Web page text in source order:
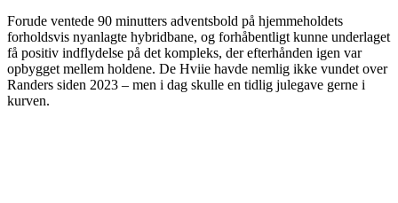
Forude ventede 90 minutters adventsbold på hjemmeholdets
forholdsvis nyanlagte hybridbane, og forhåbentligt kunne underlaget
få positiv indflydelse på det kompleks, der efterhånden igen var
opbygget mellem holdene. De Hviie havde nemlig ikke vundet over
Randers siden 2023 – men i dag skulle en tidlig julegave gerne i
kurven.